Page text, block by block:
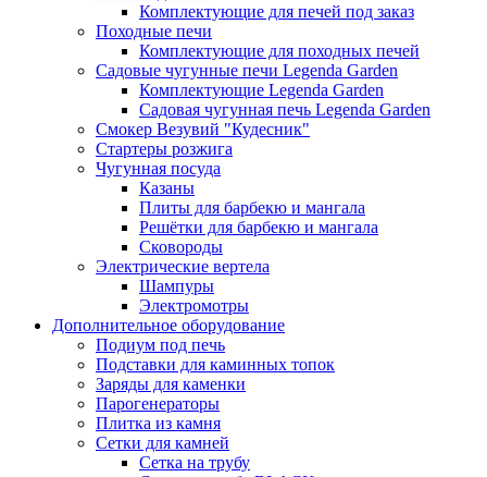
Комплектующие для печей под заказ
Походные печи
Комплектующие для походных печей
Садовые чугунные печи Legenda Garden
Комплектующие Legenda Garden
Садовая чугунная печь Legenda Garden
Смокер Везувий "Кудесник"
Стартеры розжига
Чугунная посуда
Казаны
Плиты для барбекю и мангала
Решётки для барбекю и мангала
Сковороды
Электрические вертела
Шампуры
Электромотры
Дополнительное оборудование
Подиум под печь
Подставки для каминных топок
Заряды для каменки
Парогенераторы
Плитка из камня
Сетки для камней
Сетка на трубу